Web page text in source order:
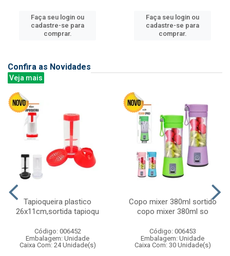
Faça seu login ou
cadastre-se para
comprar.
Faça seu login ou
cadastre-se para
comprar.
Confira as Novidades
Veja mais
Tapioqueira plastico
26x11cm,sortida tapioqu
Código: 006452
Embalagem: Unidade
Caixa Com: 24 Unidade(s)
Copo mixer 380ml sortido
copo mixer 380ml so
Código: 006453
Embalagem: Unidade
Caixa Com: 30 Unidade(s)